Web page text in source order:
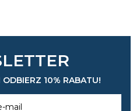
10% RABATU!
mail